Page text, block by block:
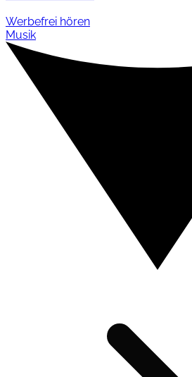
Werbefrei hören
Musik